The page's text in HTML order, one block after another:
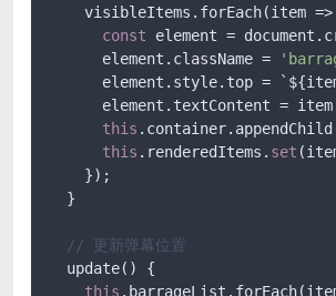
visibleItems.forEach(item =>
const element =
      element.className =
element.style.top =
element.textContent =
this
this .renderedItems. set
    });
  }
// 更新弹幕位置
  update() {
this